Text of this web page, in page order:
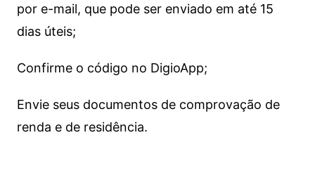
por e-mail, que pode ser enviado em até 15
dias úteis;
Confirme o código no DigioApp;
Envie seus documentos de comprovação de
renda e de residência.